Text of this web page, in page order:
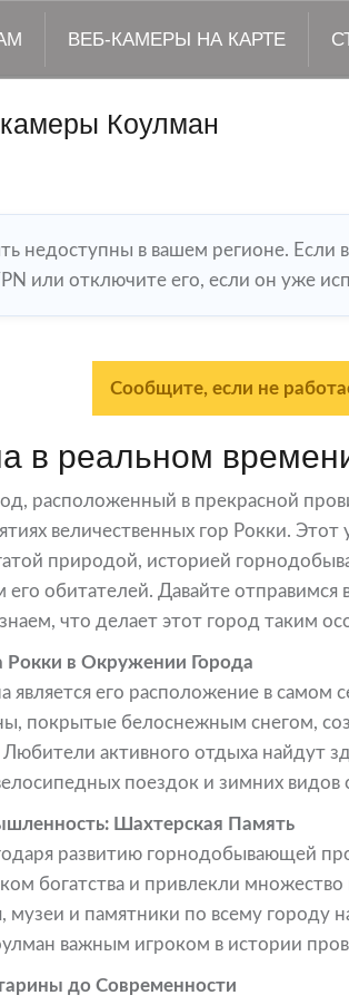
ВЕБ-КАМЕРЫ НА КАРТЕ
Коулман
недоступны в вашем регионе. Если
или отключите его, если он уже
Сообщите, если не
в реальном
расположенный в прекрасной
величественных гор Рокки. Этот
природой, историей
обитателей. Давайте отправимся
что делает этот город таким
в Окружении Города
его расположение в самом
покрытые белоснежным снегом,
активного отдыха найдут
поездок и зимних видов
Шахтерская Память
развитию горнодобывающей
богатства и привлекли множество
музеи и памятники по всему городу
важным игроком в истории
до Современности